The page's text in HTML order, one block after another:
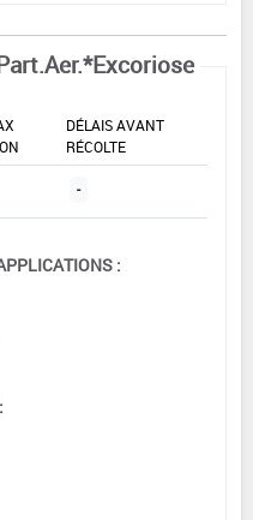
DÉLAIS AVANT
RÉCOLTE
-
: